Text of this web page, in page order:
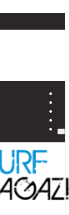
| WakeSurf Video